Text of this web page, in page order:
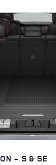
- S & SE